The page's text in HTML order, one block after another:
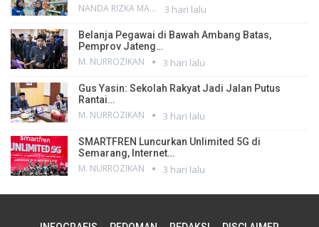
NANDA RIZKA MAHENDRA 3 hari lalu
Belanja Pegawai di Bawah Ambang Batas,
Pemprov Jateng…
M. NURROZIKAN 3 hari lalu
Gus Yasin: Sekolah Rakyat Jadi Jalan Putus
Rantai…
M. NURROZIKAN 3 hari lalu
SMARTFREN Luncurkan Unlimited 5G di
Semarang, Internet…
M. NURROZIKAN 3 hari lalu